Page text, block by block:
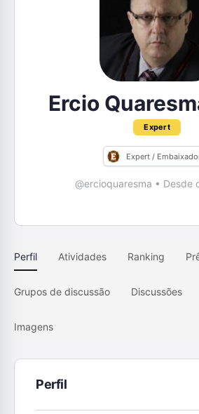
Ercio
Expert
Expert /
@ercioquaresma • Desde
Perfil Atividades Ranking
Grupos de discussão Discussões
Imagens
Perfil